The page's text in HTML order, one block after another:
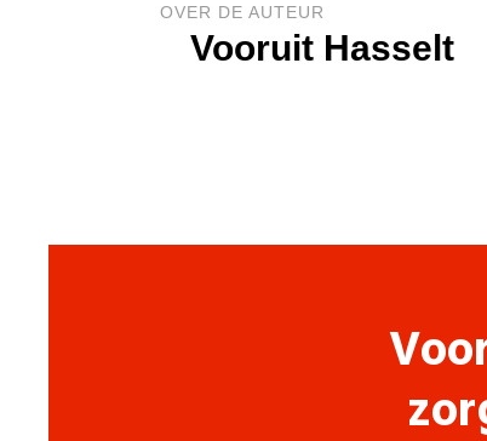
OVER DE AUTEUR
Vooruit Hasselt